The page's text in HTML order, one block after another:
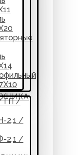
ГП /
2,1 /
2,1 /